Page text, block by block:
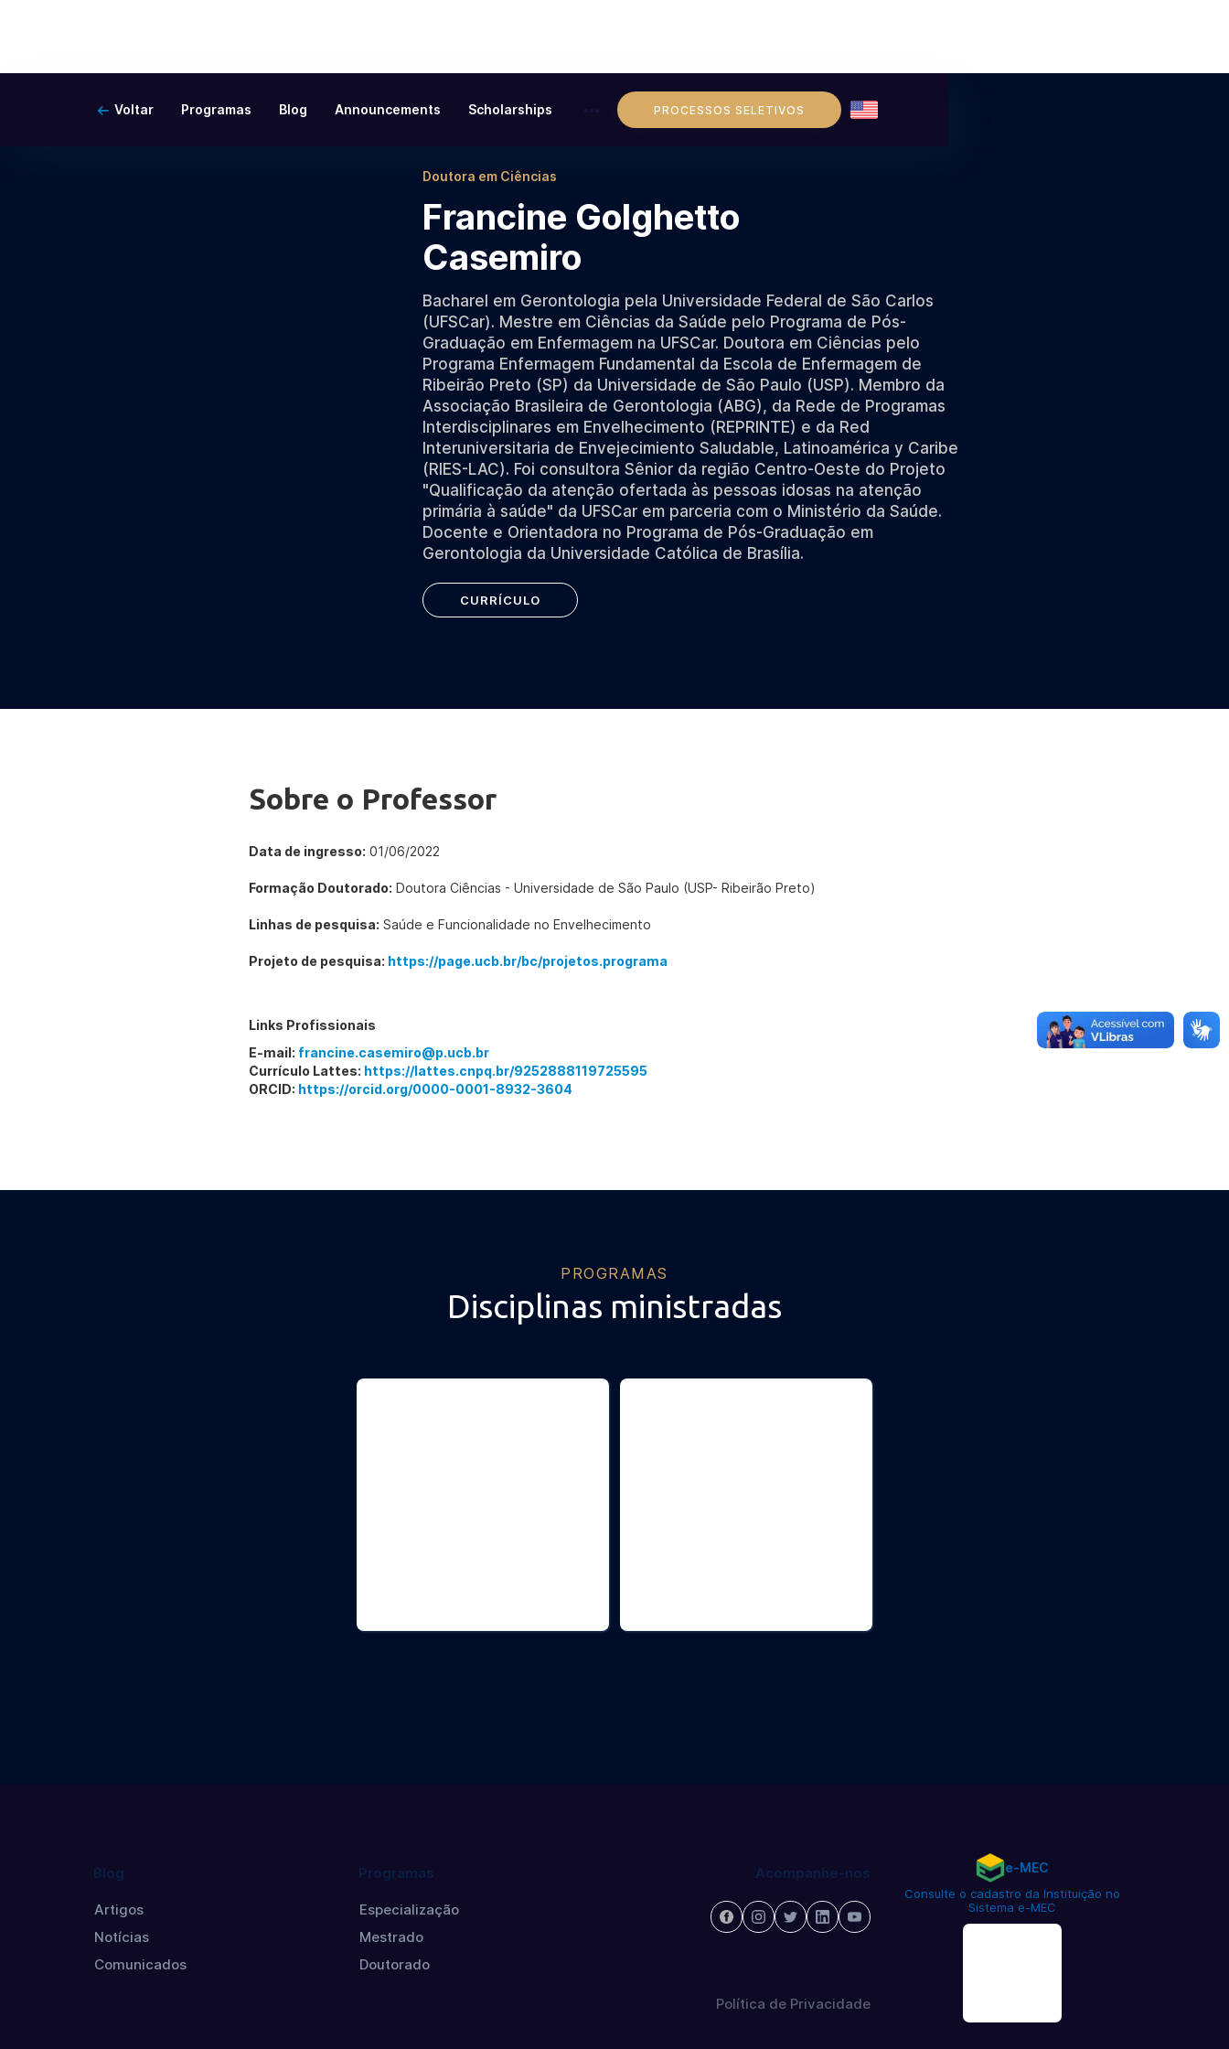
Voltar Programas Blog Announcements Scholarships PROCESSOS SELETIVOS
Doutora em Ciências
Francine Golghetto
Casemiro
Bacharel em Gerontologia pela Universidade Federal de São Carlos
(UFSCar). Mestre em Ciências da Saúde pelo Programa de Pós-
Graduação em Enfermagem na UFSCar. Doutora em Ciências pelo
Programa Enfermagem Fundamental da Escola de Enfermagem de
Ribeirão Preto (SP) da Universidade de São Paulo (USP). Membro da
Associação Brasileira de Gerontologia (ABG), da Rede de Programas
Interdisciplinares em Envelhecimento (REPRINTE) e da Red
Interuniversitaria de Envejecimiento Saludable, Latinoamérica y Caribe
(RIES-LAC). Foi consultora Sênior da região Centro-Oeste do Projeto
"Qualificação da atenção ofertada às pessoas idosas na atenção
primária à saúde" da UFSCar em parceria com o Ministério da Saúde.
Docente e Orientadora no Programa de Pós-Graduação em
Gerontologia da Universidade Católica de Brasília.
CURRÍCULO
Sobre o Professor
Data de ingresso: 01/06/2022
Formação Doutorado: Doutora Ciências - Universidade de São Paulo (USP- Ribeirão Preto)
Linhas de pesquisa: Saúde e Funcionalidade no Envelhecimento
Projeto de pesquisa: https://page.ucb.br/bc/projetos.programa
Links Profissionais
E-mail: francine.casemiro@p.ucb.br
Currículo Lattes: https://lattes.cnpq.br/9252888119725595
ORCID: https://orcid.org/0000-0001-8932-3604
PROGRAMAS
Disciplinas ministradas
Blog
Artigos
Notícias
Comunicados
Programas
Especialização
Mestrado
Doutorado
Acompanhe-nos
Política de Privacidade
e-MEC
Consulte o cadastro da Instituição no
Sistema e-MEC